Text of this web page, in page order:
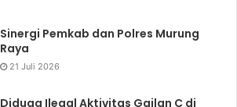
Sinergi Pemkab dan Polres Murung
Raya
21 Juli 2026
Diduga Ilegal Aktivitas Gailan C di